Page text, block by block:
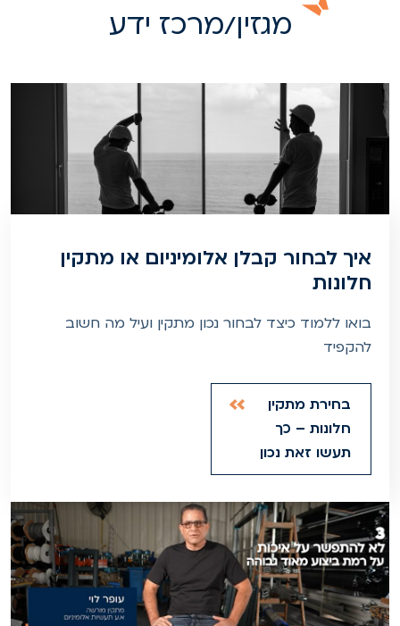
מגזין/מרכז ידע
איך לבחור קבלן אלומיניום או מתקין
חלונות
בואו ללמוד כיצד לבחור נכון מתקין ועיל מה חשוב
להקפיד
בחירת מתקין
חלונות – כך
תעשו זאת נכון